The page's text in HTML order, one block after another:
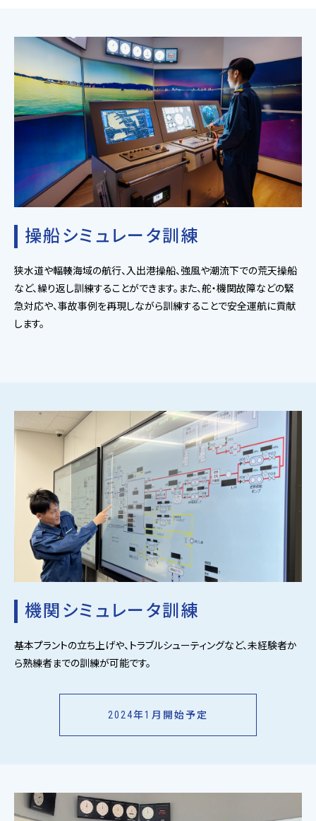
操船シミュレータ訓練
狭水道や輻輳海域の航行、入出港操船、強風や潮流下での荒天操船
など、繰り返し訓練することができます。また、舵・機関故障などの緊
急対応や、事故事例を再現しながら訓練することで安全運航に貢献
します。
機関シミュレータ訓練
基本プラントの立ち上げや、トラブルシューティングなど、未経験者か
ら熟練者までの訓練が可能です。
2024年1月開始予定